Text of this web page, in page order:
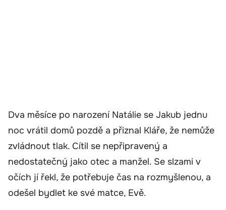
Dva měsíce po narození Natálie se Jakub jednu
noc vrátil domů pozdě a přiznal Kláře, že nemůže
zvládnout tlak. Cítil se nepřipravený a
nedostatečný jako otec a manžel. Se slzami v
očích jí řekl, že potřebuje čas na rozmyšlenou, a
odešel bydlet ke své matce, Evě.